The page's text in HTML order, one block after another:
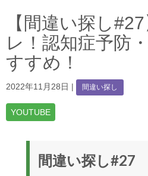
【間違い探し
レ！認知症予防
すすめ！
2022年11月28日 間違い探し
YOUTUBE
間違い探し#27